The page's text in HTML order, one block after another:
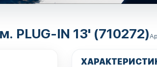
PLUG-IN 13' (710272)